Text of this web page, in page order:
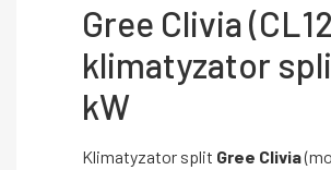
Gree Clivia
klimatyzator
kW
Klimatyzator split Gree Clivia